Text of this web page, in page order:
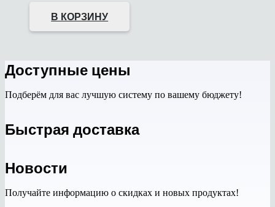
В КОРЗИНУ
Доступные цены
Подберём для вас лучшую систему по вашему бюджету!
Быстрая доставка
Новости
Получайте информацию о скидках и новых продуктах!